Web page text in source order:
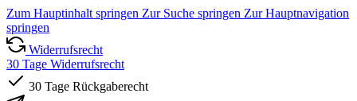
Zum Hauptinhalt springen Zur Suche springen Zur Hauptnavigation
springen
Widerrufsrecht
30 Tage Widerrufsrecht
30 Tage Rückgaberecht